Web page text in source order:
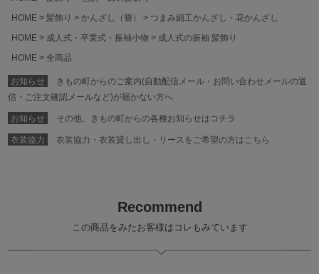
HOME
髪飾り かんざし（簪）
つまみ細工かんざし・花かんざし
HOME
成人式・卒業式・振袖小物
成人式の振袖 髪飾り
HOME
全商品
お知らせ
きもの町からのご案内(自動配信メール・お問い合わせメールの返
信・ご注文確認メールなど)が届かない方へ
お知らせ その他、きもの町からの各種お知らせはコチラ
衣装協力 衣装協力・衣装貸し出し・リースをご希望の方はこちら
Recommend
この商品をみたお客様はコレもみています